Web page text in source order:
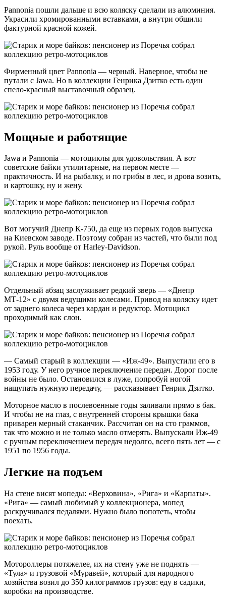
Pannonia пошли дальше и всю коляску сделали из алюминия.
Украсили хромированными вставками, а внутри обшили
фактурной красной кожей.
Фирменный цвет Pannonia — черный. Наверное, чтобы не
путали с Jawa. Но в коллекции Генрика Дзитко есть один
спело-красный выставочный образец.
Мощные и работящие
Jawa и Pannonia — мотоциклы для удовольствия. А вот
советские байки утилитарные, на первом месте —
практичность. И на рыбалку, и по грибы в лес, и дрова возить,
и картошку, ну и жену.
Вот могучий Днепр К-750, да еще из первых годов выпуска
на Киевском заводе. Поэтому собран из частей, что были под
рукой. Руль вообще от Harley-Davidson.
Отдельный абзац заслуживает редкий зверь — «Днепр
МТ-12» с двумя ведущими колесами. Привод на коляску идет
от заднего колеса через кардан и редуктор. Мотоцикл
проходимый как слон.
— Самый старый в коллекции — «Иж-49». Выпустили его в
1953 году. У него ручное переключение передач. Дорог после
войны не было. Остановился в луже, попробуй ногой
нащупать нужную передачу, — рассказывает Генрик Дзитко.
Моторное масло в послевоенные годы заливали прямо в бак.
И чтобы не на глаз, с внутренней стороны крышки бака
приварен мерный стаканчик. Рассчитан он на сто граммов,
так что можно и не только масло отмерять. Выпускали Иж-49
с ручным переключением передач недолго, всего пять лет — с
1951 по 1956 годы.
Легкие на подъем
На стене висят мопеды: «Верховина», «Рига» и «Карпаты».
«Рига» — самый любимый у коллекционера, мопед
раскручивался педалями. Нужно было попотеть, чтобы
поехать.
Мотороллеры потяжелее, их на стену уже не поднять —
«Тула» и грузовой «Муравей», который для народного
хозяйства возил до 350 килограммов грузов: еду в садики,
коробки на производстве.